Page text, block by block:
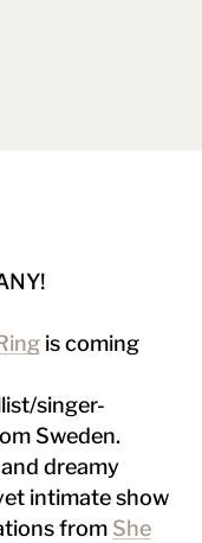
is coming
singer-
Sweden.
dreamy
intimate show
from She